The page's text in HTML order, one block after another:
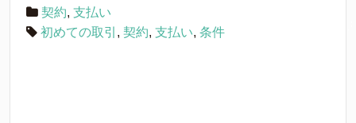
契約, 支払い
初めての取引 , 契約, 支払い, 条件